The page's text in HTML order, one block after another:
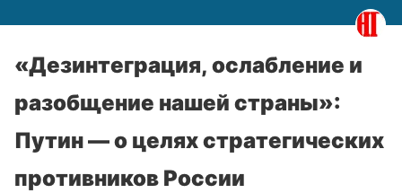
«Дезинтеграция, ослабление и
разобщение нашей страны»:
Путин — о целях стратегических
противников России